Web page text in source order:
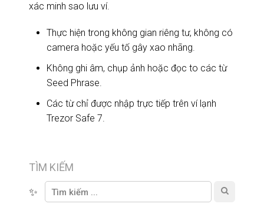
xác minh sao lưu ví.
Thực hiện trong không gian riêng tư, không có
camera hoặc yếu tố gây xao nhãng.
Không ghi âm, chụp ảnh hoặc đọc to các từ
Seed Phrase.
Các từ chỉ được nhập trực tiếp trên ví lạnh
Trezor Safe 7.
TÌM KIẾM
✨